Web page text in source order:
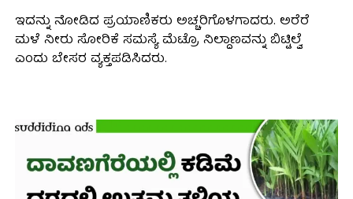
ಇದನ್ನು ನೋಡಿದ ಪ್ರಯಾಣಿಕರು ಅಚ್ಚರಿಗೊಳಗಾದರು. ಅರೆರೆ
ಮಳೆ ನೀರು ಸೋರಿಕೆ ಸಮಸ್ಯೆ ಮೆಟ್ರೊ ನಿಲ್ದಾಣವನ್ನು ಬಿಟ್ಟಿಲ್ವೆ
ಎಂದು ಬೇಸರ ವ್ಯಕ್ತಪಡಿಸಿದರು.